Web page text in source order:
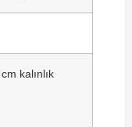
kalınlık